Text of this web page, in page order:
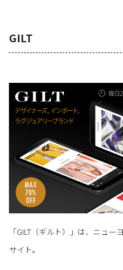
GILT
「GILT（ギルト）」は、ニュ
サイト。